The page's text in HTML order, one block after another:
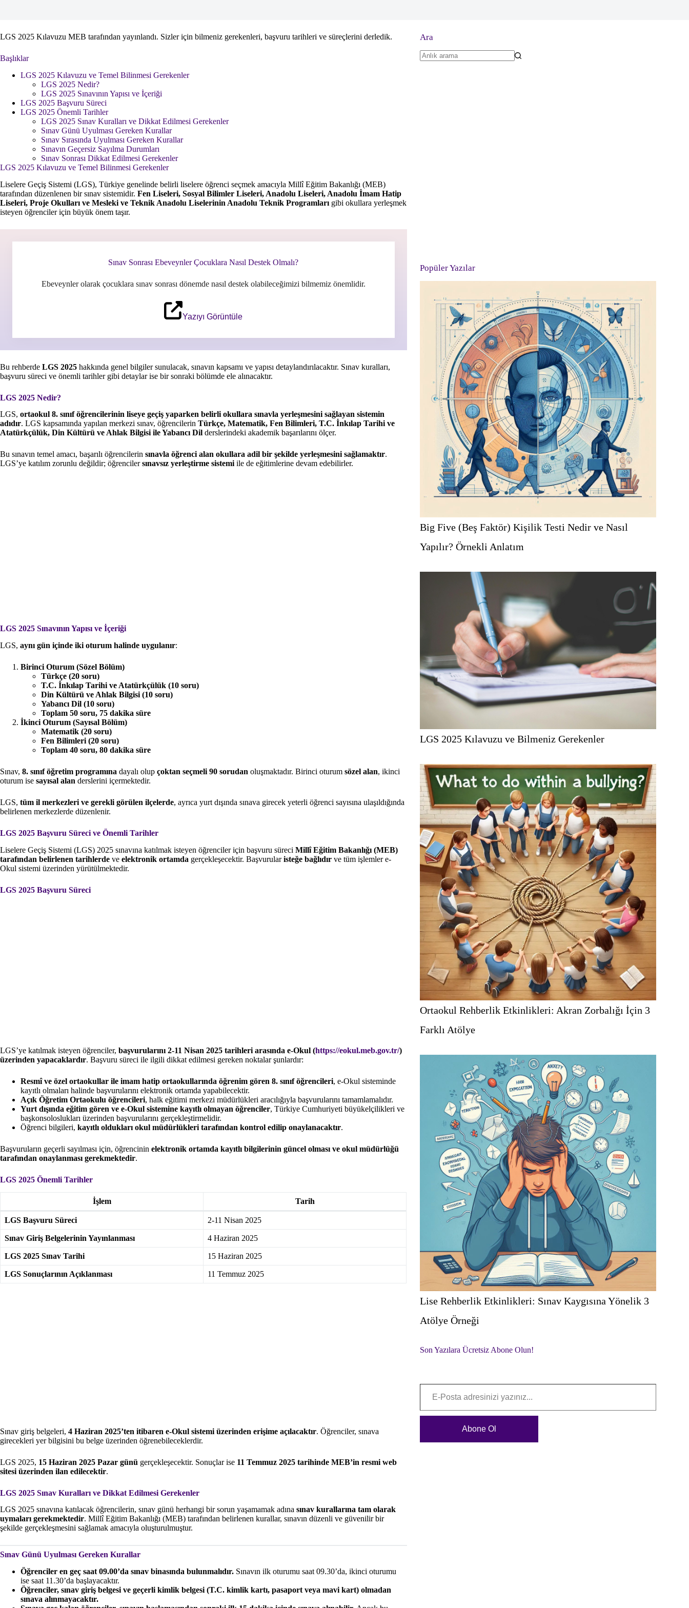
LGS 2025 Kılavuzu MEB tarafından yayınlandı. Sizler için bilmeniz gerekenleri, başvuru tarihleri ve süreçlerini derledik.
Başlıklar
LGS 2025 Kılavuzu ve Temel Bilinmesi Gerekenler
LGS 2025 Nedir?
LGS 2025 Sınavının Yapısı ve İçeriği
LGS 2025 Başvuru Süreci
LGS 2025 Önemli Tarihler
LGS 2025 Sınav Kuralları ve Dikkat Edilmesi Gerekenler
Sınav Günü Uyulması Gereken Kurallar
Sınav Sırasında Uyulması Gereken Kurallar
Sınavın Geçersiz Sayılma Durumları
Sınav Sonrası Dikkat Edilmesi Gerekenler
LGS 2025 Kılavuzu ve Temel Bilinmesi Gerekenler
Liselere Geçiş Sistemi (LGS), Türkiye genelinde belirli liselere öğrenci seçmek amacıyla Millî Eğitim Bakanlığı (MEB)
tarafından düzenlenen bir sınav sistemidir. Fen Liseleri, Sosyal Bilimler Liseleri, Anadolu Liseleri, Anadolu İmam Hatip
Liseleri, Proje Okulları ve Mesleki ve Teknik Anadolu Liselerinin Anadolu Teknik Programları gibi okullara yerleşmek
isteyen öğrenciler için büyük önem taşır.
Sınav Sonrası Ebeveynler Çocuklara Nasıl Destek Olmalı?
Ebeveynler olarak çocuklara sınav sonrası dönemde nasıl destek olabileceğimizi bilmemiz önemlidir.
Yazıyı Görüntüle
Bu rehberde LGS 2025 hakkında genel bilgiler sunulacak, sınavın kapsamı ve yapısı detaylandırılacaktır. Sınav kuralları,
başvuru süreci ve önemli tarihler gibi detaylar ise bir sonraki bölümde ele alınacaktır.
LGS 2025 Nedir?
LGS, ortaokul 8. sınıf öğrencilerinin liseye geçiş yaparken belirli okullara sınavla yerleşmesini sağlayan sistemin
adıdır. LGS kapsamında yapılan merkezi sınav, öğrencilerin Türkçe, Matematik, Fen Bilimleri, T.C. İnkılap Tarihi ve
Atatürkçülük, Din Kültürü ve Ahlak Bilgisi ile Yabancı Dil derslerindeki akademik başarılarını ölçer.
Bu sınavın temel amacı, başarılı öğrencilerin sınavla öğrenci alan okullara adil bir şekilde yerleşmesini sağlamaktır.
LGS’ye katılım zorunlu değildir; öğrencilersınavsız yerleştirme sistemi ile de eğitimlerine devam edebilirler.
LGS 2025 Sınavının Yapısı ve İçeriği
LGS, aynı gün içinde iki oturum halinde uygulanır:
Birinci Oturum (Sözel Bölüm)
Türkçe (20 soru)
T.C. İnkılap Tarihi ve Atatürkçülük (10 soru)
Din Kültürü ve Ahlak Bilgisi (10 soru)
Yabancı Dil (10 soru)
Toplam 50 soru, 75 dakika süre
İkinci Oturum (Sayısal Bölüm)
Matematik (20 soru)
Fen Bilimleri (20 soru)
Toplam 40 soru, 80 dakika süre
Sınav, 8. sınıf öğretim programına dayalı olup çoktan seçmeli 90 sorudan oluşmaktadır. Birinci oturum sözel alan, ikinci
oturum ise sayısal alan derslerini içermektedir.
LGS, tüm il merkezleri ve gerekli görülen ilçelerde, ayrıca yurt dışında sınava girecek yeterli öğrenci sayısına ulaşıldığında
belirlenen merkezlerde düzenlenir.
LGS 2025 Başvuru Süreci ve Önemli Tarihler
Liselere Geçiş Sistemi (LGS) 2025 sınavına katılmak isteyen öğrenciler için başvuru süreci Millî Eğitim Bakanlığı (MEB)
tarafından belirlenen tarihlerde ve elektronik ortamda gerçekleşecektir. Başvurularisteğe bağlıdır ve tüm işlemler e-
Okul sistemi üzerinden yürütülmektedir.
LGS 2025 Başvuru Süreci
LGS’ye katılmak isteyen öğrenciler, başvurularını 2-11 Nisan 2025 tarihleri arasında e-Okul (https://eokul.meb.gov.tr/)
üzerinden yapacaklardır. Başvuru süreci ile ilgili dikkat edilmesi gereken noktalar şunlardır:
Resmî ve özel ortaokullar ile imam hatip ortaokullarında öğrenim gören 8. sınıf öğrencileri, e-Okul sisteminde
kayıtlı olmaları halinde başvurularını elektronik ortamda yapabilecektir.
Açık Öğretim Ortaokulu öğrencileri, halk eğitimi merkezi müdürlükleri aracılığıyla başvurularını tamamlamalıdır.
Yurt dışında eğitim gören ve e-Okul sistemine kayıtlı olmayan öğrenciler, Türkiye Cumhuriyeti büyükelçilikleri ve
başkonsoloslukları üzerinden başvurularını gerçekleştirmelidir.
Öğrenci bilgileri, kayıtlı oldukları okul müdürlükleri tarafından kontrol edilip onaylanacaktır.
Başvuruların geçerli sayılması için, öğrencinin elektronik ortamda kayıtlı bilgilerinin güncel olması ve okul müdürlüğü
tarafından onaylanması gerekmektedir.
LGS 2025 Önemli Tarihler
İşlem Tarih
LGS Başvuru Süreci 2-11 Nisan 2025
Sınav Giriş Belgelerinin Yayınlanması 4 Haziran 2025
LGS 2025 Sınav Tarihi 15 Haziran 2025
LGS Sonuçlarının Açıklanması 11 Temmuz 2025
Sınav giriş belgeleri, 4 Haziran 2025’ten itibaren e-Okul sistemi üzerinden erişime açılacaktır. Öğrenciler, sınava
girecekleri yer bilgisini bu belge üzerinden öğrenebileceklerdir.
LGS 2025, 15 Haziran 2025 Pazar günü gerçekleşecektir. Sonuçlar ise 11 Temmuz 2025 tarihinde MEB’in resmi web
sitesi üzerinden ilan edilecektir.
LGS 2025 Sınav Kuralları ve Dikkat Edilmesi Gerekenler
LGS 2025 sınavına katılacak öğrencilerin, sınav günü herhangi bir sorun yaşamamak adına sınav kurallarına tam olarak
uymaları gerekmektedir. Millî Eğitim Bakanlığı (MEB) tarafından belirlenen kurallar, sınavın düzenli ve güvenilir bir
şekilde gerçekleşmesini sağlamak amacıyla oluşturulmuştur.
Sınav Günü Uyulması Gereken Kurallar
Öğrenciler en geç saat 09.00’da sınav binasında bulunmalıdır. Sınavın ilk oturumu saat 09.30’da, ikinci oturumu
ise saat 11.30’da başlayacaktır.
Öğrenciler, sınav giriş belgesi ve geçerli kimlik belgesi (T.C. kimlik kartı, pasaport veya mavi kart) olmadan
sınava alınmayacaktır.
Ara
Popüler Yazılar
Big Five (Beş Faktör) Kişilik Testi Nedir ve Nasıl
Yapılır? Örnekli Anlatım
LGS 2025 Kılavuzu ve Bilmeniz Gerekenler
Ortaokul Rehberlik Etkinlikleri: Akran Zorbalığı İçin 3
Farklı Atölye
Lise Rehberlik Etkinlikleri: Sınav Kaygısına Yönelik 3
Atölye Örneği
Son Yazılara Ücretsiz Abone Olun!
E-Posta adresinizi yazınız...
Abone Ol